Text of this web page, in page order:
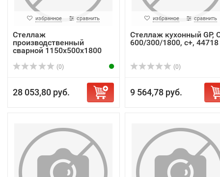
избранное сравнить
Стеллаж
производственный
сварной 1150х500х1800
(0)
28 053,80 руб.
избранное сравнить
Стеллаж кухонный GP,
600/300/1800, с+, 44718
(0)
9 564,78 руб.